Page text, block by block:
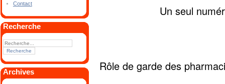
Contact
Recherche
Archives
Un seul
Rôle de garde des